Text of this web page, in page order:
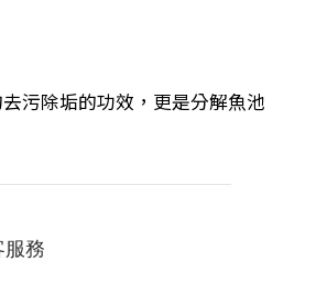
污除垢的功效，更是分解魚池
服務